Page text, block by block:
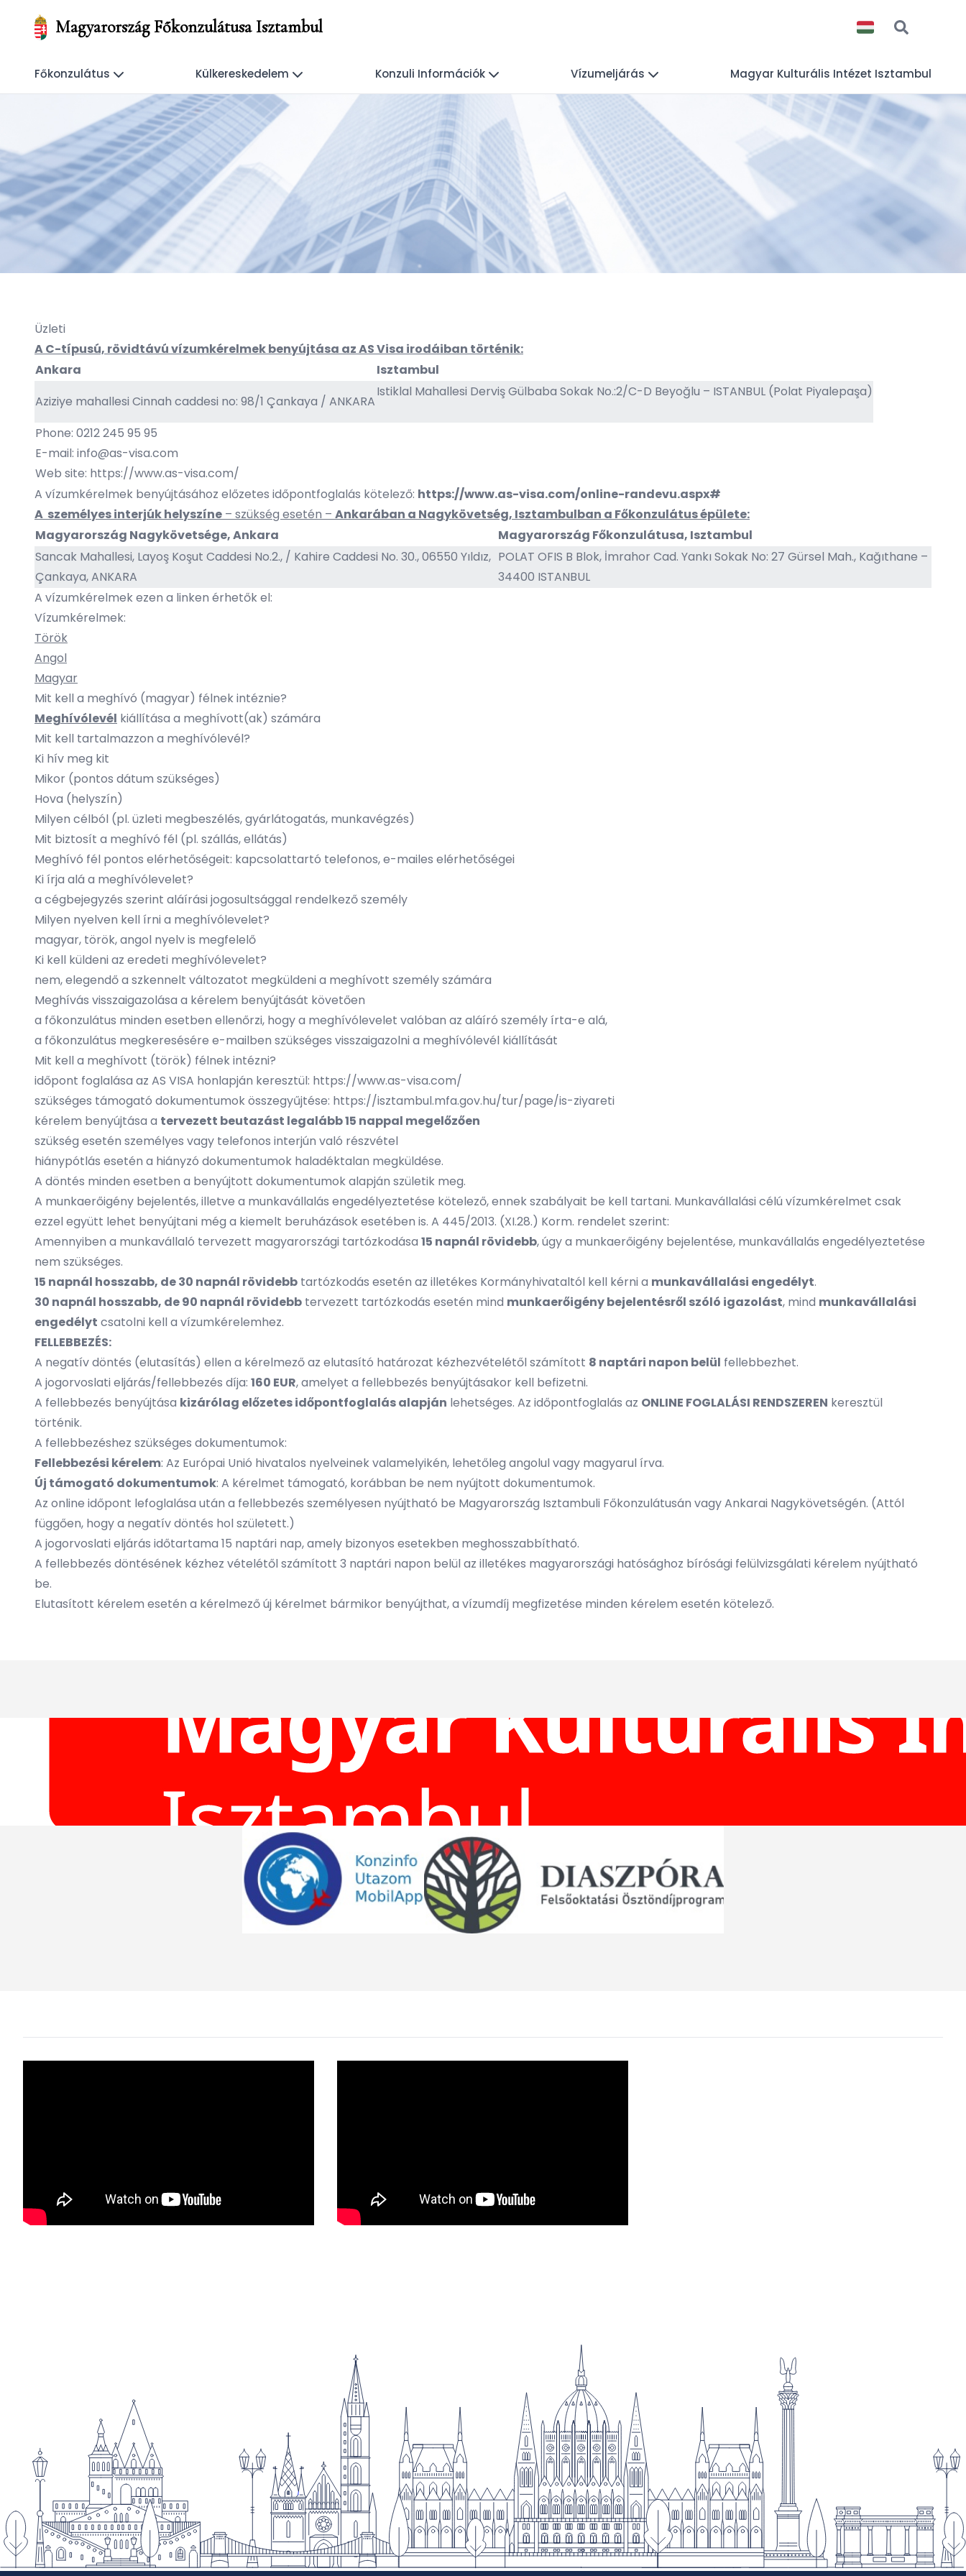
Magyarország Főkonzulátusa Isztambul
Főkonzulátus Külkereskedelem Konzuli Információk Vízumeljárás Magyar Kulturális Intézet Isztambul
Üzleti
A C-típusú, rövidtávú vízumkérelmek benyújtása az AS Visa irodáiban történik:
Ankara
Isztambul
Aziziye mahallesi Cinnah caddesi no: 98/1 Çankaya / ANKARA
Istiklal Mahallesi DervişGülbaba Sokak No.:2/C-D Beyoğlu – ISTANBUL (Polat Piyalepaşa)
Phone: 0212 245 95 95
E-mail: info@as-visa.com
Web site: https://www.as-visa.com/
A vízumkérelmek benyújtásához előzetes időpontfoglalás kötelező: https://www.as-visa.com/online-randevu.aspx#
A személyes interjúk helyszíne – szükség esetén – Ankarában a Nagykövetség, Isztambulban a Főkonzulátus épülete:
Magyarország Nagykövetsége, Ankara
Magyarország Főkonzulátusa, Isztambul
Sancak Mahallesi, Layoş Koşut Caddesi No.2., / Kahire Caddesi No. 30., 06550 Yıldız,
Çankaya, ANKARA
POLAT OFIS B Blok, İmrahor Cad. Yankı Sokak No: 27 Gürsel Mah., Kağıthane –
34400 ISTANBUL
A vízumkérelmek ezen a linken érhetők el:
Vízumkérelmek:
Török
Angol
Magyar
Mit kell a meghívó (magyar) félnek intéznie?
Meghívólevél kiállítása a meghívott(ak) számára
Mit kell tartalmazzon a meghívólevél?
Ki hív meg kit
Mikor (pontos dátum szükséges)
Hova (helyszín)
Milyen célból (pl. üzleti megbeszélés, gyárlátogatás, munkavégzés)
Mit biztosít a meghívó fél (pl. szállás, ellátás)
Meghívó fél pontos elérhetőségeit: kapcsolattartó telefonos, e-mailes elérhetőségei
Ki írja alá a meghívólevelet?
a cégbejegyzés szerint aláírási jogosultsággal rendelkező személy
Milyen nyelven kell írni a meghívólevelet?
magyar, török, angol nyelv is megfelelő
Ki kell küldeni az eredeti meghívólevelet?
nem, elegendő a szkennelt változatot megküldeni a meghívott személy számára
Meghívás visszaigazolása a kérelem benyújtását követően
a főkonzulátus minden esetben ellenőrzi, hogy a meghívólevelet valóban az aláíró személy írta-e alá,
a főkonzulátus megkeresésére e-mailben szükséges visszaigazolni a meghívólevél kiállítását
Mit kell a meghívott (török) félnek intézni?
időpont foglalása az AS VISA honlapján keresztül: https://www.as-visa.com/
szükséges támogató dokumentumok összegyűjtése: https://isztambul.mfa.gov.hu/tur/page/is-ziyareti
kérelem benyújtása a tervezett beutazást legalább 15 nappal megelőzően
szükség esetén személyes vagy telefonos interjún való részvétel
hiánypótlás esetén a hiányzó dokumentumok haladéktalan megküldése.
A döntés minden esetben a benyújtott dokumentumok alapján születik meg.
A munkaerőigény bejelentés, illetve a munkavállalás engedélyeztetése kötelező, ennek szabályait be kell tartani. Munkavállalási célú vízumkérelmet csak
ezzel együtt lehet benyújtani még a kiemelt beruházások esetében is. A 445/2013. (XI.28.) Korm. rendelet szerint:
Amennyiben a munkavállaló tervezett magyarországi tartózkodása 15 napnál rövidebb, úgy a munkaerőigény bejelentése, munkavállalás engedélyeztetése
nem szükséges.
15 napnál hosszabb, de 30 napnál rövidebb tartózkodás esetén az illetékes Kormányhivataltól kell kérni a munkavállalási engedélyt.
30 napnál hosszabb, de 90 napnál rövidebb tervezett tartózkodás esetén mind munkaerőigény bejelentésről szóló igazolást, mind munkavállalási
engedélyt csatolni kell a vízumkérelemhez.
FELLEBBEZÉS:
A negatív döntés (elutasítás) ellen a kérelmező az elutasító határozat kézhezvételétől számított 8 naptári napon belül fellebbezhet.
A jogorvoslati eljárás/fellebbezés díja: 160 EUR, amelyet a fellebbezés benyújtásakor kell befizetni.
A fellebbezés benyújtása kizárólag előzetes időpontfoglalás alapján lehetséges. Az időpontfoglalás az ONLINE FOGLALÁSI RENDSZEREN keresztül
történik.
A fellebbezéshez szükséges dokumentumok:
Fellebbezési kérelem: Az Európai Unió hivatalos nyelveinek valamelyikén, lehetőleg angolul vagy magyarul írva.
Új támogató dokumentumok: A kérelmet támogató, korábban be nem nyújtott dokumentumok.
Az online időpont lefoglalása után a fellebbezés személyesen nyújtható be Magyarország Isztambuli Főkonzulátusán vagy Ankarai Nagykövetségén. (Attól
függően, hogy a negatív döntés hol született.)
A jogorvoslati eljárás időtartama 15 naptári nap, amely bizonyos esetekben meghosszabbítható.
A fellebbezés döntésének kézhez vételétől számított 3 naptári napon belül az illetékes magyarországi hatósághoz bírósági felülvizsgálati kérelem nyújtható
be.
Elutasított kérelem esetén a kérelmező új kérelmet bármikor benyújthat, a vízumdíj megfizetése minden kérelem esetén kötelező.